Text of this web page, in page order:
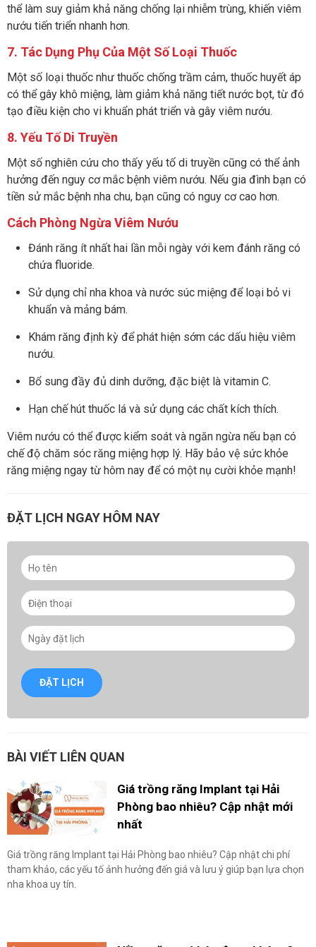
thể làm suy giảm khả năng chống lại nhiễm trùng, khiến viêm
nướu tiến triển nhanh hơn.
7. Tác Dụng Phụ Của Một Số Loại Thuốc
Một số loại thuốc như thuốc chống trầm cảm, thuốc huyết áp
có thể gây khô miệng, làm giảm khả năng tiết nước bọt, từ đó
tạo điều kiện cho vi khuẩn phát triển và gây viêm nướu.
8. Yếu Tố Di Truyền
Một số nghiên cứu cho thấy yếu tố di truyền cũng có thể ảnh
hưởng đến nguy cơ mắc bệnh viêm nướu. Nếu gia đình bạn có
tiền sử mắc bệnh nha chu, bạn cũng có nguy cơ cao hơn.
Cách Phòng Ngừa Viêm Nướu
Đánh răng ít nhất hai lần mỗi ngày với kem đánh răng có
chứa fluoride.
Sử dụng chỉ nha khoa và nước súc miệng để loại bỏ vi
khuẩn và mảng bám.
Khám răng định kỳ để phát hiện sớm các dấu hiệu viêm
nướu.
Bổ sung đầy đủ dinh dưỡng, đặc biệt là vitamin C.
Hạn chế hút thuốc lá và sử dụng các chất kích thích.
Viêm nướu có thể được kiểm soát và ngăn ngừa nếu bạn có
chế độ chăm sóc răng miệng hợp lý. Hãy bảo vệ sức khỏe
răng miệng ngay từ hôm nay để có một nụ cười khỏe mạnh!
ĐẶT LỊCH NGAY HÔM NAY
ĐẶT LỊCH
BÀI VIẾT LIÊN QUAN
Giá trồng răng Implant tại Hải
Phòng bao nhiêu? Cập nhật mới
nhất
Giá trồng răng Implant tại Hải Phòng bao nhiêu? Cập nhật chi phí
tham khảo, các yếu tố ảnh hưởng đến giá và lưu ý giúp bạn lựa chọn
nha khoa uy tín.